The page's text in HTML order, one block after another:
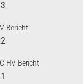
Bericht
HV-Bericht